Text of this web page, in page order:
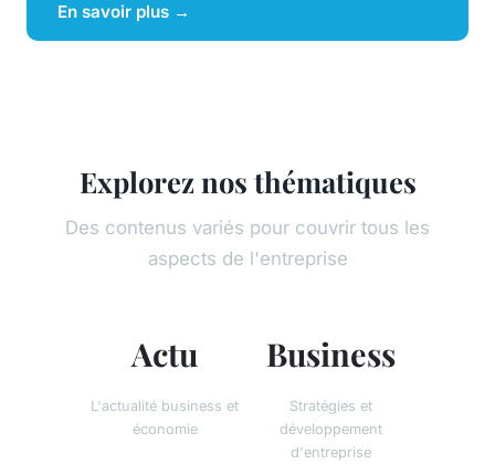
En savoir plus →
Explorez nos thématiques
Des contenus variés pour couvrir tous les
aspects de l'entreprise
Actu
L'actualité business et
économie
Business
Stratégies et
développement
d'entreprise